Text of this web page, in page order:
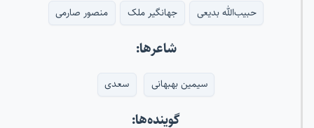
حبیب‌الله بدیعی جهانگیر ملک منصور صارمی
شاعرها:
سیمین بهبهانی سعدی
گوینده‌ها: